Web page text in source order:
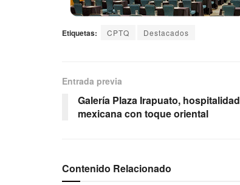
Etiquetas: CPTQ Destacados
Entrada previa
Galería Plaza Irapuato, hospitalidad
mexicana con toque oriental
Contenido Relacionado